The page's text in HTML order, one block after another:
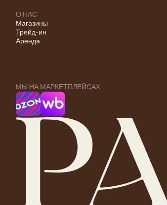
О НАС
Магазины
Трейд-ин
Аренда
МЫ НА МАРКЕТПЛЕЙСАХ